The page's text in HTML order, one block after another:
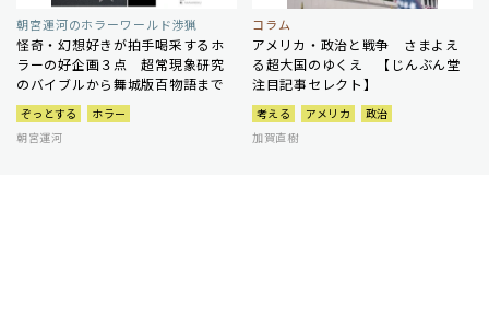
朝宮運河のホラーワールド渉猟
怪奇・幻想好きが拍手喝采するホ
ラーの好企画３点 超常現象研究
のバイブルから舞城版百物語まで
ぞっとする
ホラー
朝宮運河
コラム
アメリカ・政治と戦争 さまよえ
る超大国のゆくえ 【じんぶん堂
注目記事セレクト】
考える アメリカ
政治
加賀直樹